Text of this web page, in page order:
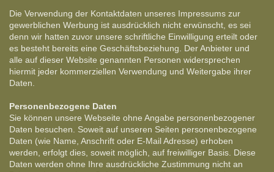
Die Verwendung der Kontaktdaten unseres Impressums zur
gewerblichen Werbung ist ausdrücklich nicht erwünscht, es sei
denn wir hatten zuvor unsere schriftliche Einwilligung erteilt oder
es besteht bereits eine Geschäftsbeziehung. Der Anbieter und
alle auf dieser Website genannten Personen widersprechen
hiermit jeder kommerziellen Verwendung und Weitergabe ihrer
Daten.
Personenbezogene Daten
Sie können unsere Webseite ohne Angabe personenbezogener
Daten besuchen. Soweit auf unseren Seiten personenbezogene
Daten (wie Name, Anschrift oder E-Mail Adresse) erhoben
werden, erfolgt dies, soweit möglich, auf freiwilliger Basis. Diese
Daten werden ohne Ihre ausdrückliche Zustimmung nicht an